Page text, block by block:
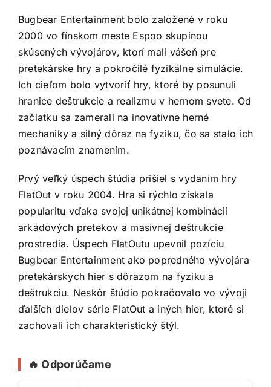
Bugbear Entertainment bolo založené v roku
2000 vo fínskom meste Espoo skupinou
skúsených vývojárov, ktorí mali vášeň pre
pretekárske hry a pokročilé fyzikálne simulácie.
Ich cieľom bolo vytvoriť hry, ktoré by posunuli
hranice deštrukcie a realizmu v hernom svete. Od
začiatku sa zamerali na inovatívne herné
mechaniky a silný dôraz na fyziku, čo sa stalo ich
poznávacím znamením.
Prvý veľký úspech štúdia prišiel s vydaním hry
FlatOut v roku 2004. Hra si rýchlo získala
popularitu vďaka svojej unikátnej kombinácii
arkádových pretekov a masívnej deštrukcie
prostredia. Úspech FlatOutu upevnil pozíciu
Bugbear Entertainment ako popredného vývojára
pretekárskych hier s dôrazom na fyziku a
deštrukciu. Neskôr štúdio pokračovalo vo vývoji
ďalších dielov série FlatOut a iných hier, ktoré si
zachovali ich charakteristický štýl.
🔥 Odporúčame